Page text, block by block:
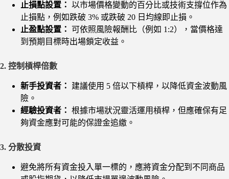
止損點設置： 以市場價格變動的百分比或技術支撐位作為
止損點，例如跌破 3% 或跌破 20 日均線即止損。
止盈點設置： 可依照風險報酬比（例如 1:2），當價格達
到預期目標時出場鎖定收益。
2. 控制槓桿倍數
新手投資者：
建議使用 5 倍以下槓桿，以降低資金波動風
險。
經驗投資者： 根據市場狀況靈活運用槓桿，但應確保有足
夠資金應對可能的保證金追繳。
3. 分散投資
避免將所有資金投入單一標的，應將資金分配到不同商品